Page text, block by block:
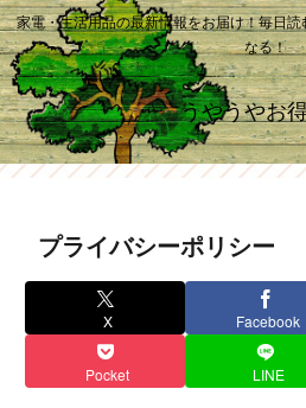
家電・生活用品の最新情報をお届け！毎日
なる！
うやうやお
プライバシーポリシー
X Facebook
Pocket LINE